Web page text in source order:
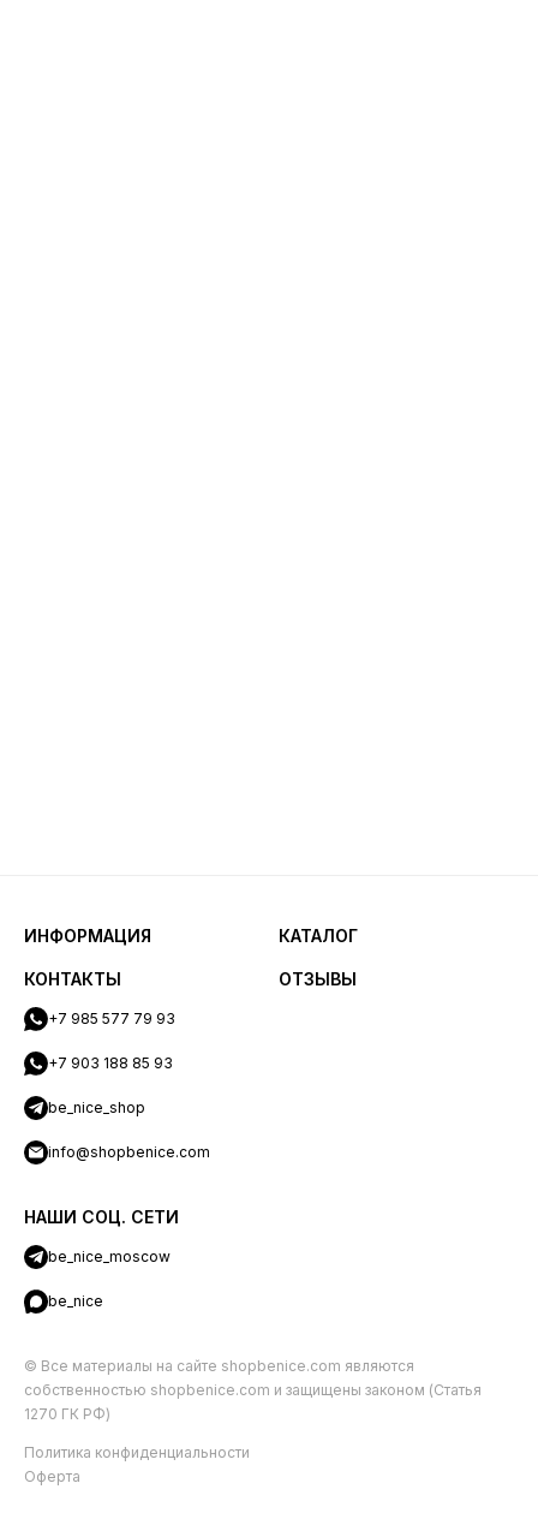
ИНФОРМАЦИЯ КАТАЛОГ
КОНТАКТЫ
+7 985 577 79 93
+7 903 188 85 93
be_nice_shop
info@shopbenice.com
НАШИ СОЦ. СЕТИ
be_nice_moscow
be_nice
ОТЗЫВЫ
© Все материалы на сайте shopbenice.com являются
собственностью shopbenice.com и защищены законом (Статья
1270 ГК РФ)
Политика конфиденциальности
Оферта